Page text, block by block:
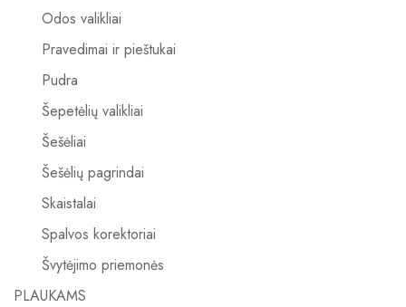
Odos valikliai
Pravedimai ir pieštukai
Pudra
Šepetėlių valikliai
Šešėliai
Šešėlių pagrindai
Skaistalai
Spalvos korektoriai
Švytėjimo priemonės
PLAUKAMS